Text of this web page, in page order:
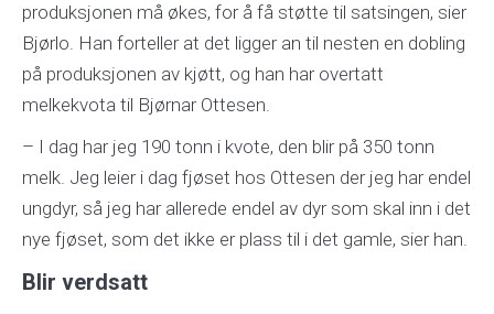
produksjonen må økes, for å få støtte til satsingen, sier
Bjørlo. Han forteller at det ligger an til nesten en dobling
på produksjonen av kjøtt, og han har overtatt
melkekvota til Bjørnar Ottesen.
– I dag har jeg 190 tonn i kvote, den blir på 350 tonn
melk. Jeg leier i dag fjøset hos Ottesen der jeg har endel
ungdyr, så jeg har allerede endel av dyr som skal inn i det
nye fjøset, som det ikke er plass til i det gamle, sier han.
Blir verdsatt